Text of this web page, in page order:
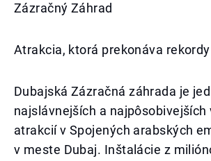
Zázračný Záhrad
Atrakcia, ktorá prekonáva
Dubajská Zázračná záhrada je
najslávnejších a najpôsobivejších
atrakcií v Spojených arabských
v meste Dubaj. Inštalácie z